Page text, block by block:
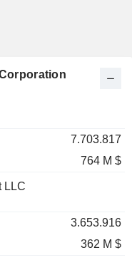
7.703.817
764 M $
LLC
3.653.916
362 M $